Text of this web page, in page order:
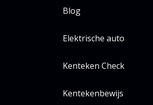
Blog
Elektrische auto
Kenteken Check
Kentekenbewijs